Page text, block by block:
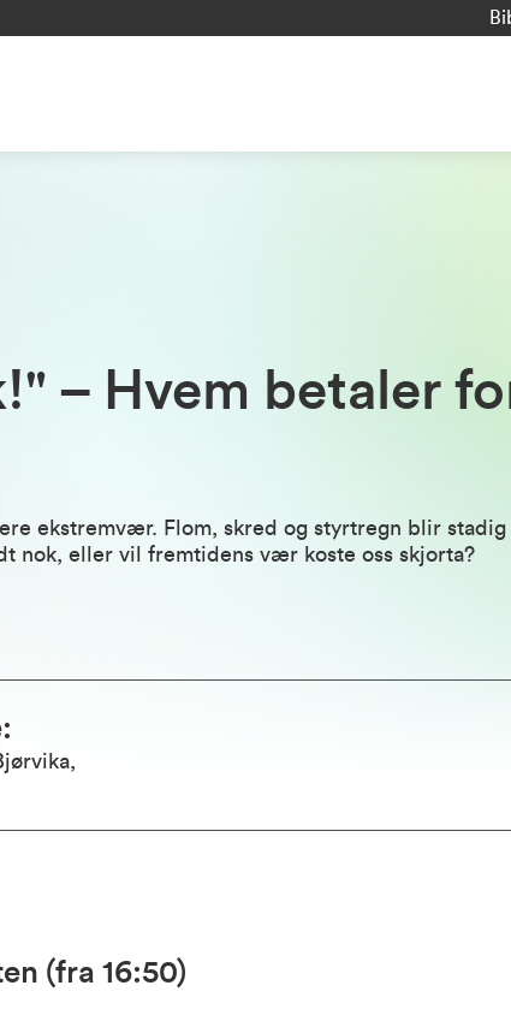
– Hvem betaler
ekstremvær. Flom, skred og styrtregn blir
nok, eller vil fremtidens vær koste oss skjorta?
:
(fra 16:50)